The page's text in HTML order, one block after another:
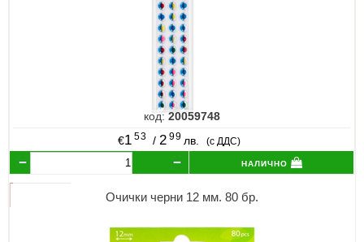
код:20059748
€1 53 / 2 99 лв. (с ДДС)
налично
Очички черни 12 мм. 80 бр.